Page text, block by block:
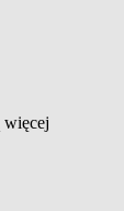
więcej